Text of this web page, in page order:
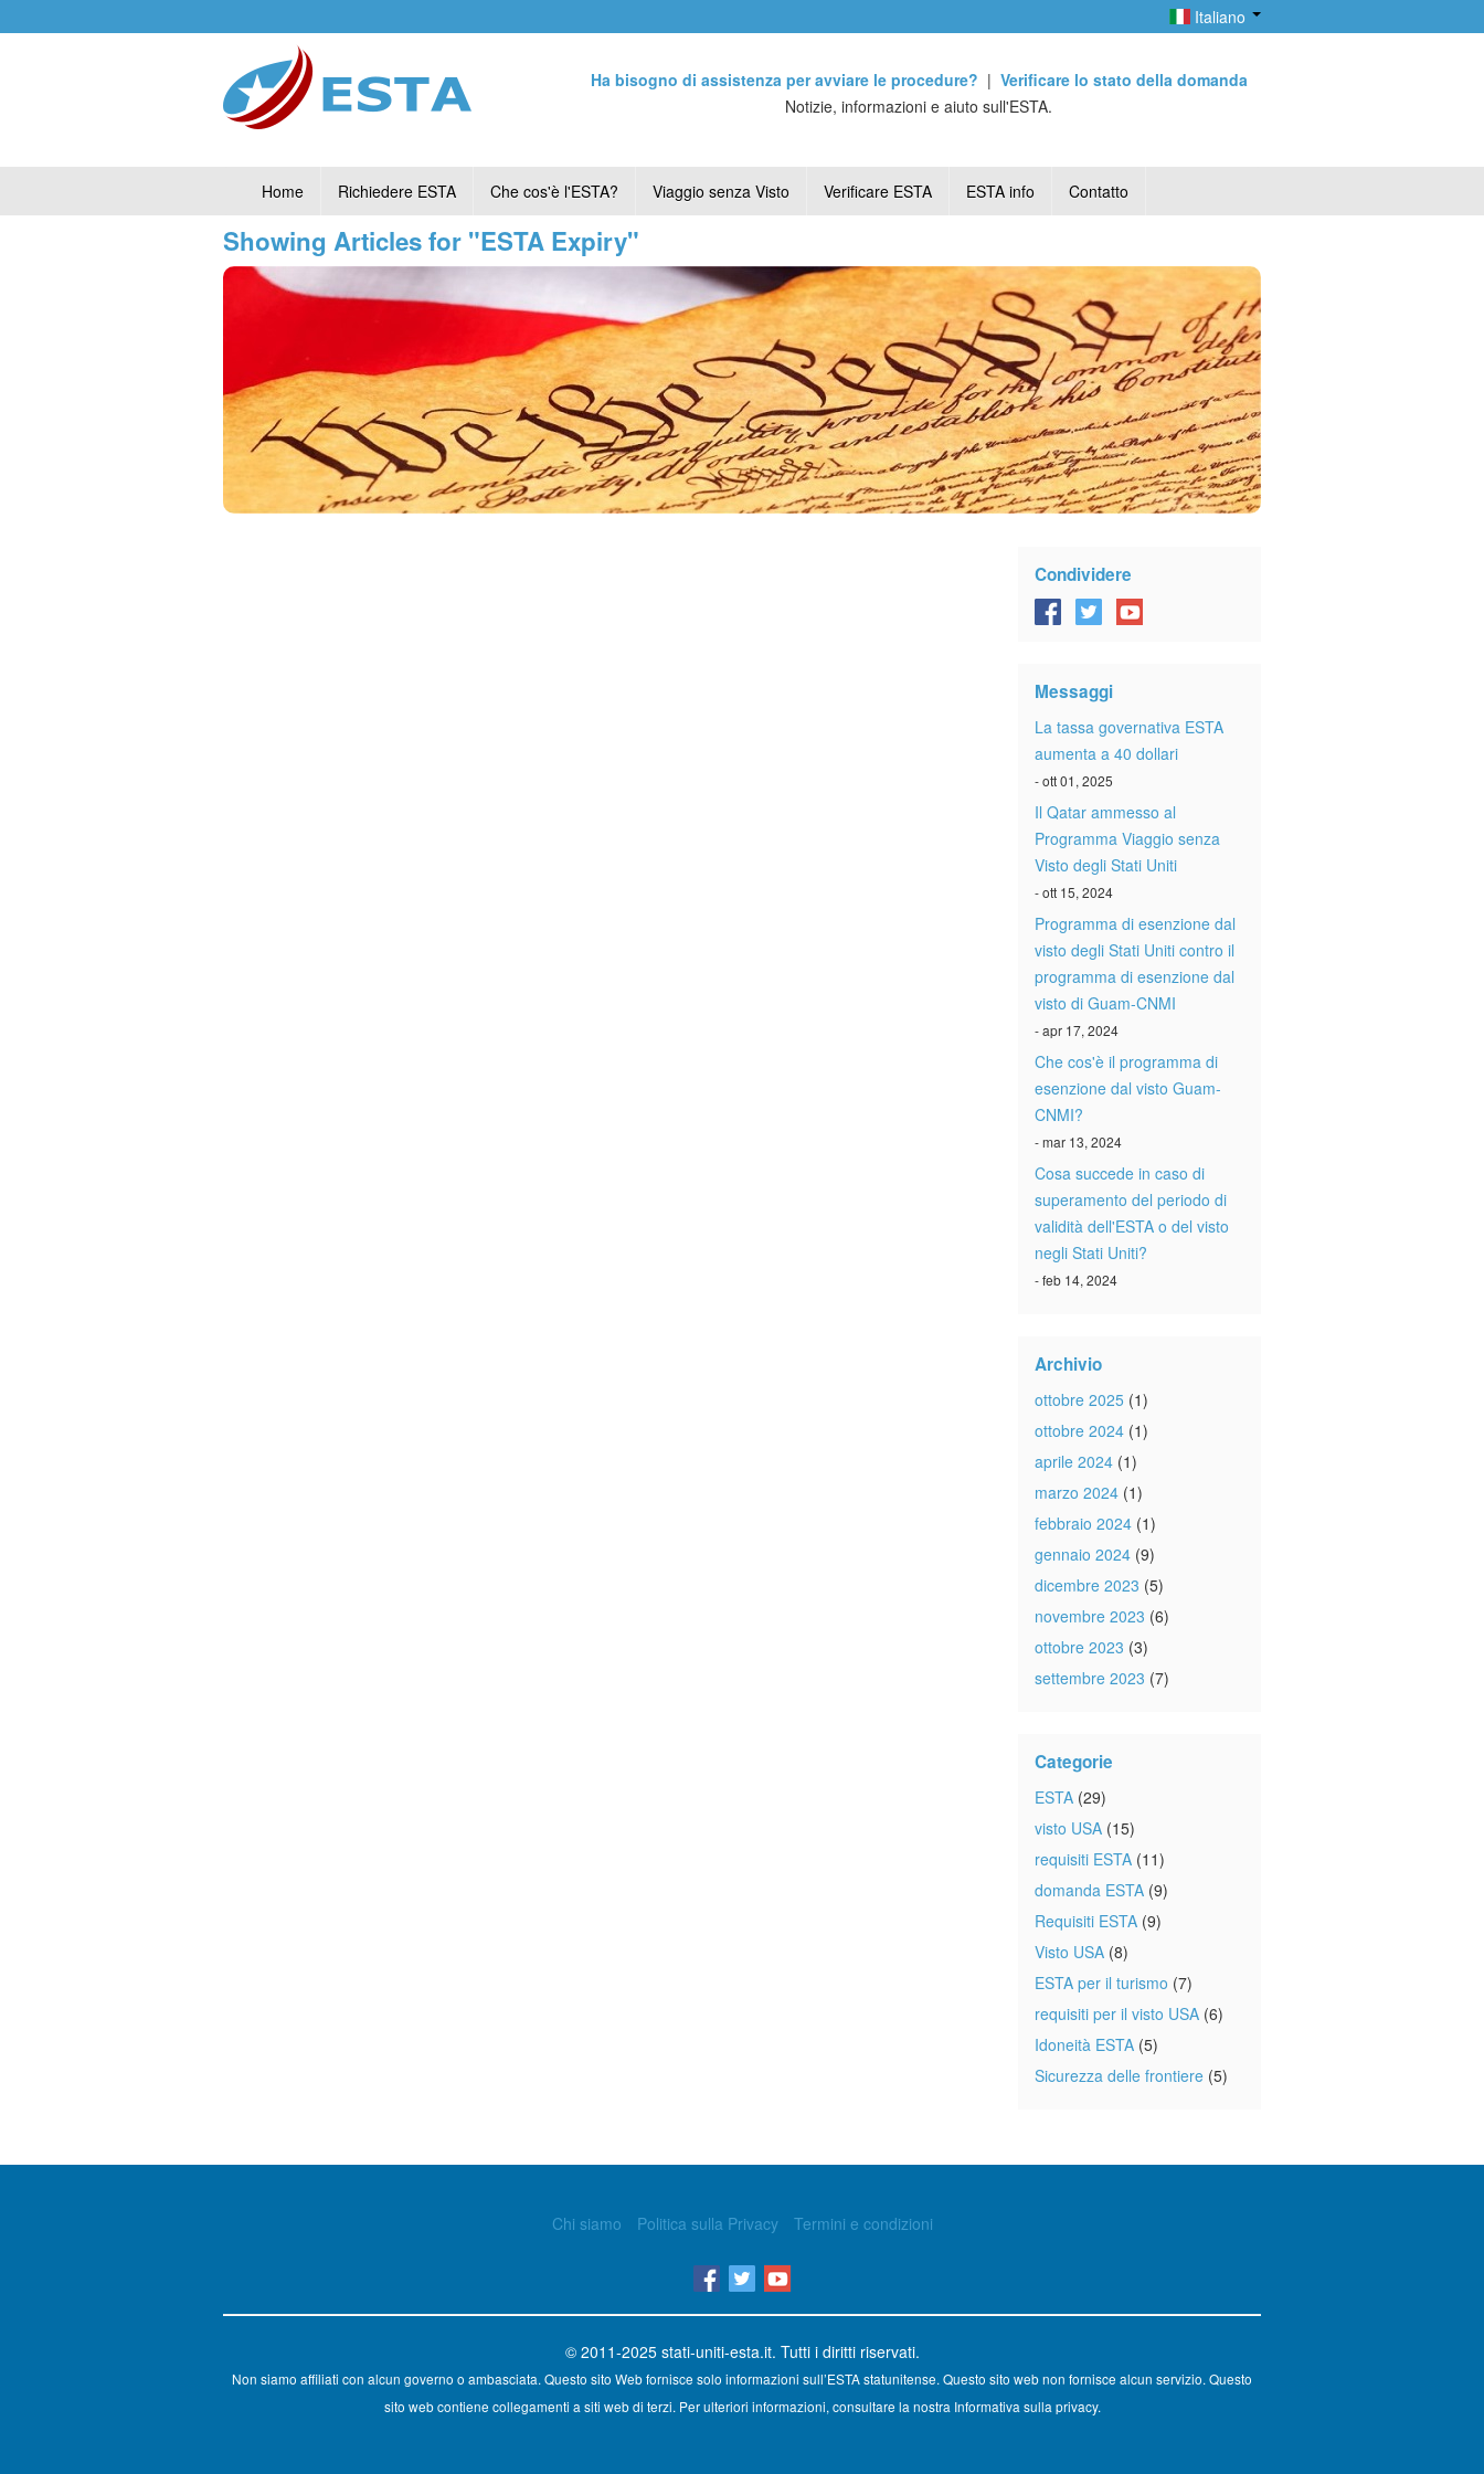
Italiano
Ha bisogno di assistenza per avviare le procedure? | Verificare lo stato della domanda
Notizie, informazioni e aiuto sull'ESTA.
Home Richiedere ESTA Che cos'è l'ESTA? Viaggio senza Visto Verificare ESTA ESTA info Contatto
Showing Articles for "ESTA Expiry"
Condividere
Messaggi
La tassa governativa ESTA
aumenta a 40 dollari
- ott 01, 2025
Il Qatar ammesso al
Programma Viaggio senza
Visto degli Stati Uniti
- ott 15, 2024
Programma di esenzione dal
visto degli Stati Uniti contro il
programma di esenzione dal
visto di Guam-CNMI
- apr 17, 2024
Che cos'è il programma di
esenzione dal visto Guam-
CNMI?
- mar 13, 2024
Cosa succede in caso di
superamento del periodo di
validità dell'ESTA o del visto
negli Stati Uniti?
- feb 14, 2024
Archivio
ottobre 2025 (1)
ottobre 2024 (1)
aprile 2024 (1)
marzo 2024 (1)
febbraio 2024 (1)
gennaio 2024 (9)
dicembre 2023 (5)
novembre 2023 (6)
ottobre 2023 (3)
settembre 2023 (7)
Categorie
ESTA (29)
visto USA (15)
requisiti ESTA (11)
domanda ESTA (9)
Requisiti ESTA (9)
Visto USA (8)
ESTA per il turismo (7)
requisiti per il visto USA (6)
Idoneità ESTA (5)
Sicurezza delle frontiere (5)
Chi siamo Politica sulla Privacy Termini e condizioni
© 2011-2025 stati-uniti-esta.it. Tutti i diritti riservati.
Non siamo affiliati con alcun governo o ambasciata. Questo sito Web fornisce solo informazioni sull’ESTA statunitense. Questo sito web non fornisce alcun servizio. Questo
sito web contiene collegamenti a siti web di terzi. Per ulteriori informazioni, consultare la nostra Informativa sulla privacy.